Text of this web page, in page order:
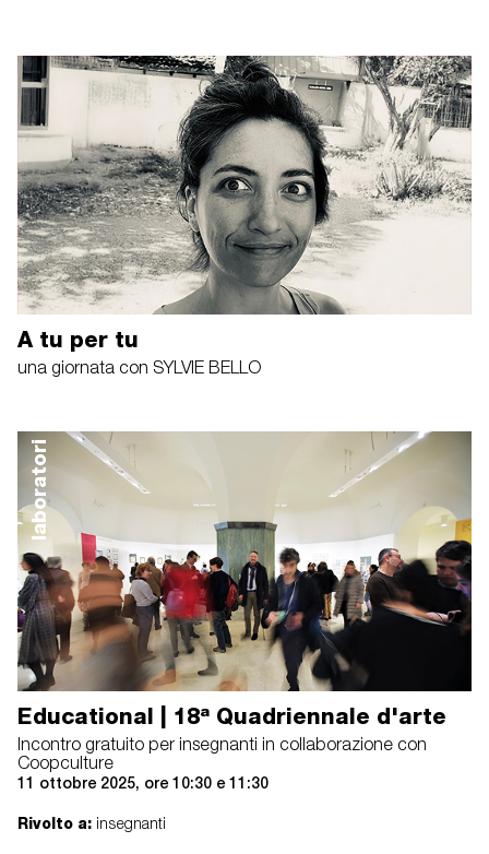
A tu per tu
una giornata con SYLVIE BELLO
laboratori
Educational | 18ª Quadriennale d'arte
Incontro gratuito per insegnanti in collaborazione con
Coopculture
11 ottobre 2025, ore 10:30 e 11:30
Rivolto a: insegnanti